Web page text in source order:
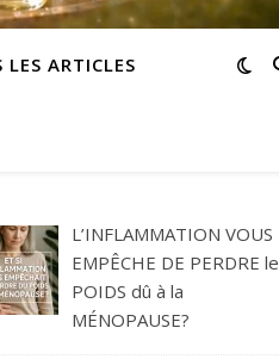
LES ARTICLES
L’INFLAMMATION VOUS
EMPÊCHE DE PERDRE le
POIDS dû à la
MÉNOPAUSE?